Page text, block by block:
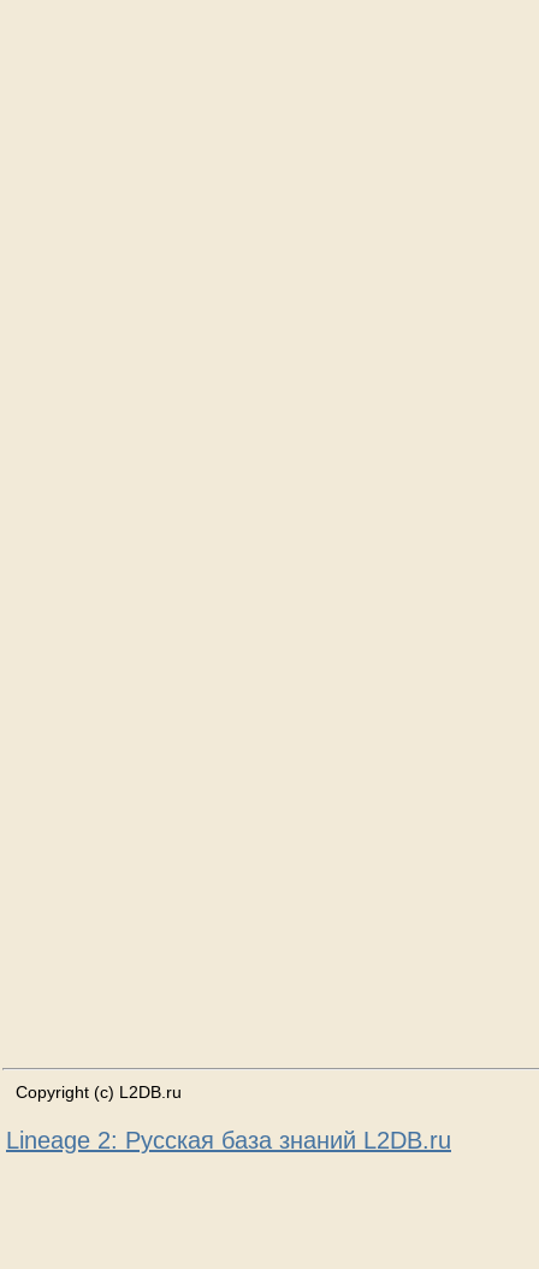
Copyright (c) L2DB.ru
Lineage 2: Русская база знаний L2DB.ru